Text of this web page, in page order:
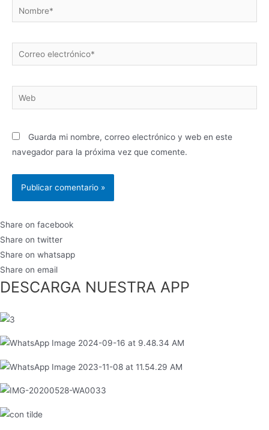
Nombre*
Correo
electrónico*
Web
Guarda mi nombre, correo electrónico y web en este
navegador para la próxima vez que comente.
Share on facebook
Share on twitter
Share on whatsapp
Share on email
DESCARGA NUESTRA APP